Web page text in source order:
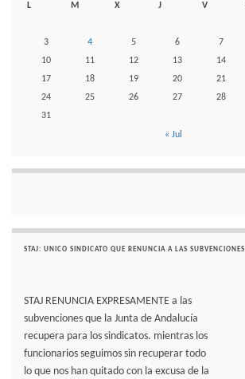
L M X J V
3
4 5 6 7
10
11 12 13 14
17
18 19 20 21
24
25 26 27 28
31
« Jul
STAJ: UNICO SINDICATO QUE RENUNCIA A LAS SUBVENCIONES
STAJ RENUNCIA EXPRESAMENTE a las
subvenciones que la Junta de Andalucía
recupera para los sindicatos. mientras los
funcionarios seguimos sin recuperar todo
lo que nos han quitado con la excusa de la